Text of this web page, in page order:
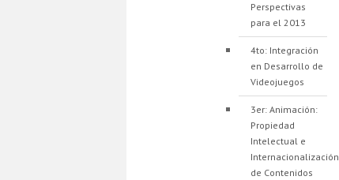
Perspectivas
para el 2013
4to: Integración
en Desarrollo de
Videojuegos
3er: Animación:
Propiedad
Intelectual e
Internacionalización
de Contenidos